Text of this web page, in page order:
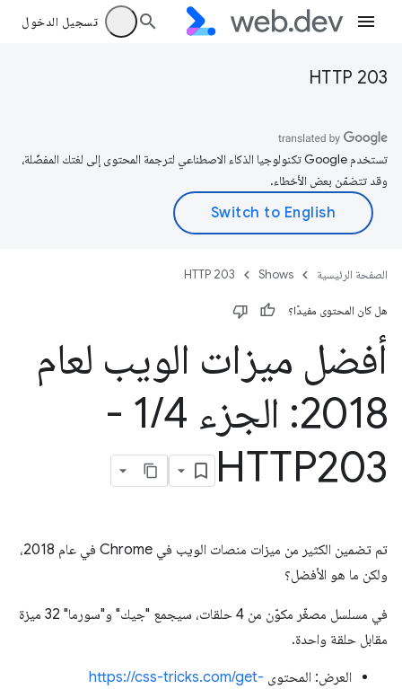
تسجيل الدخول
HTTP 203
تستخدم Google تكنولوجيا الذكاء الاصطناعي لترجمة المحتوى إلى لغتك المفضّلة،
وقد تتضمّن بعض الأخطاء.
الصفحة الرئيسية Shows
HTTP 203
هل كان المحتوى مفيدًا؟
أفضل ميزات الويب لعام
2018: الجزء 1
/
4 -
HTTP203
تم تضمين الكثير من ميزات منصات الويب في Chrome في عام 2018،
ولكن ما هو الأفضل؟
في مسلسل مصغّر مكوّن من 4 حلقات، سيجمع "جيك" و"سورما" 32 ميزة
مقابل حلقة واحدة.
العرض: المحتوى https://css-tricks.com/get-